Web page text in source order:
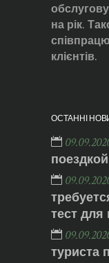
на рік.
клієнтів.
ОСТАННІ
тест для
туриста